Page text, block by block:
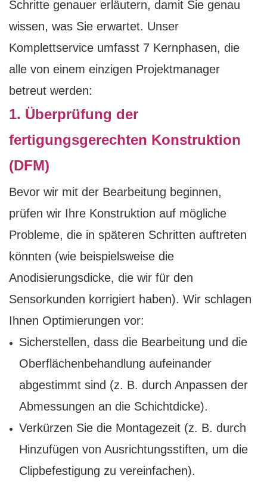
Schritte genauer erläutern, damit Sie genau
wissen, was Sie erwartet. Unser
Komplettservice umfasst 7 Kernphasen, die
alle von einem einzigen Projektmanager
betreut werden:
1. Überprüfung der
fertigungsgerechten Konstruktion
(DFM)
Bevor wir mit der Bearbeitung beginnen,
prüfen wir Ihre Konstruktion auf mögliche
Probleme, die in späteren Schritten auftreten
könnten (wie beispielsweise die
Anodisierungsdicke, die wir für den
Sensorkunden korrigiert haben). Wir schlagen
Ihnen Optimierungen vor:
Sicherstellen, dass die Bearbeitung und die
Oberflächenbehandlung aufeinander
abgestimmt sind (z. B. durch Anpassen der
Abmessungen an die Schichtdicke).
Verkürzen Sie die Montagezeit (z. B. durch
Hinzufügen von Ausrichtungsstiften, um die
Clipbefestigung zu vereinfachen).